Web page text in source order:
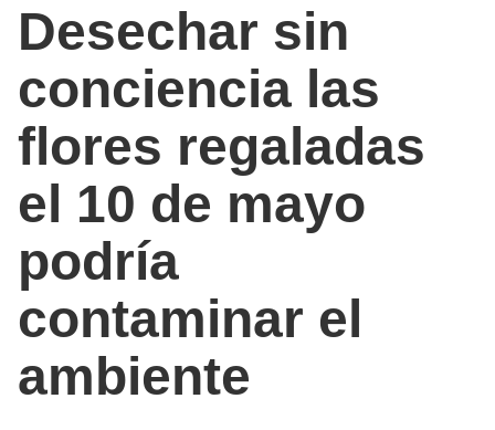
Desechar sin
conciencia las
flores regaladas
el 10 de mayo
podría
contaminar el
ambiente